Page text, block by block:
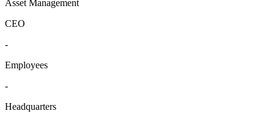
Asset Management
CEO
-
Employees
-
Headquarters